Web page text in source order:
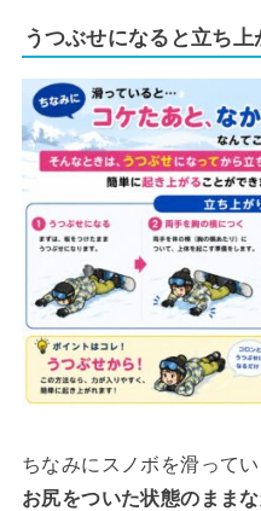
うつぶせになると立ち上
ちなみにスノボを滑ってい
お尻をついた状態のまま